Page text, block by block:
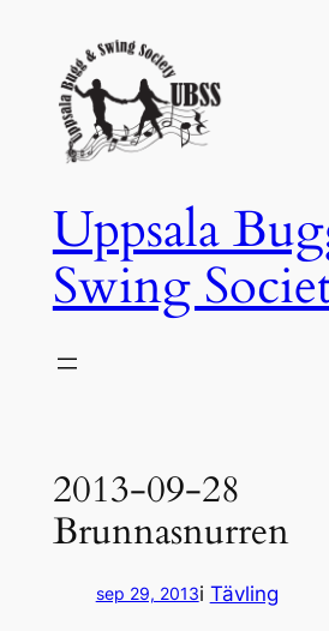
innehåll
Uppsala
Swing
2013-09-28
Brunnasnurren
sep 29, 2013i Tävling